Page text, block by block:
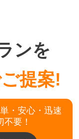
ンを
提案!
・安心・迅速
要！